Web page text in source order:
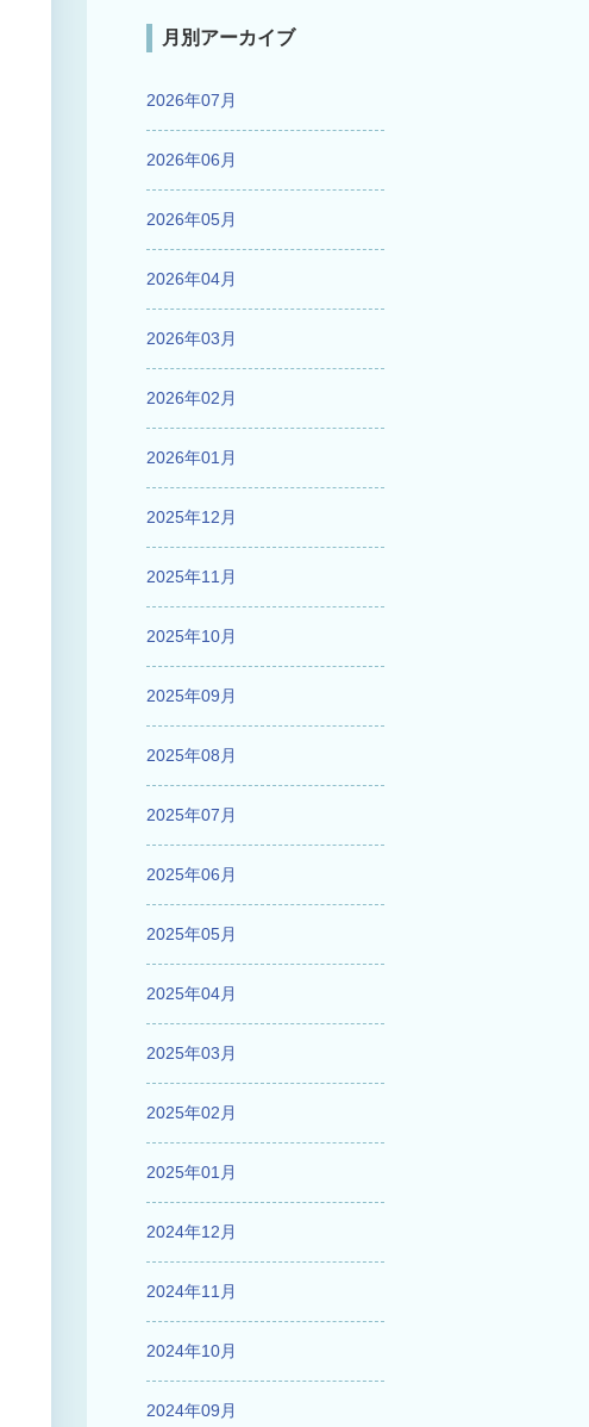
月別アーカイブ
2026年07月
2026年06月
2026年05月
2026年04月
2026年03月
2026年02月
2026年01月
2025年12月
2025年11月
2025年10月
2025年09月
2025年08月
2025年07月
2025年06月
2025年05月
2025年04月
2025年03月
2025年02月
2025年01月
2024年12月
2024年11月
2024年10月
2024年09月